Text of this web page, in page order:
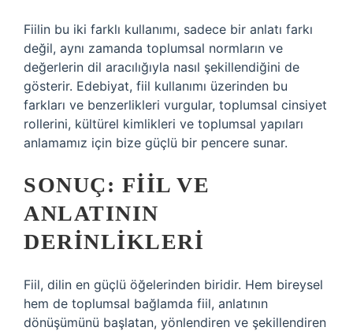
Fiilin bu iki farklı kullanımı, sadece bir anlatı farkı
değil, aynı zamanda toplumsal normların ve
değerlerin dil aracılığıyla nasıl şekillendiğini de
gösterir. Edebiyat, fiil kullanımı üzerinden bu
farkları ve benzerlikleri vurgular, toplumsal cinsiyet
rollerini, kültürel kimlikleri ve toplumsal yapıları
anlamamız için bize güçlü bir pencere sunar.
SONUÇ: FIIL VE
ANLATININ
DERINLIKLERI
Fiil, dilin en güçlü öğelerinden biridir. Hem bireysel
hem de toplumsal bağlamda fiil, anlatının
dönüşümünü başlatan, yönlendiren ve şekillendiren